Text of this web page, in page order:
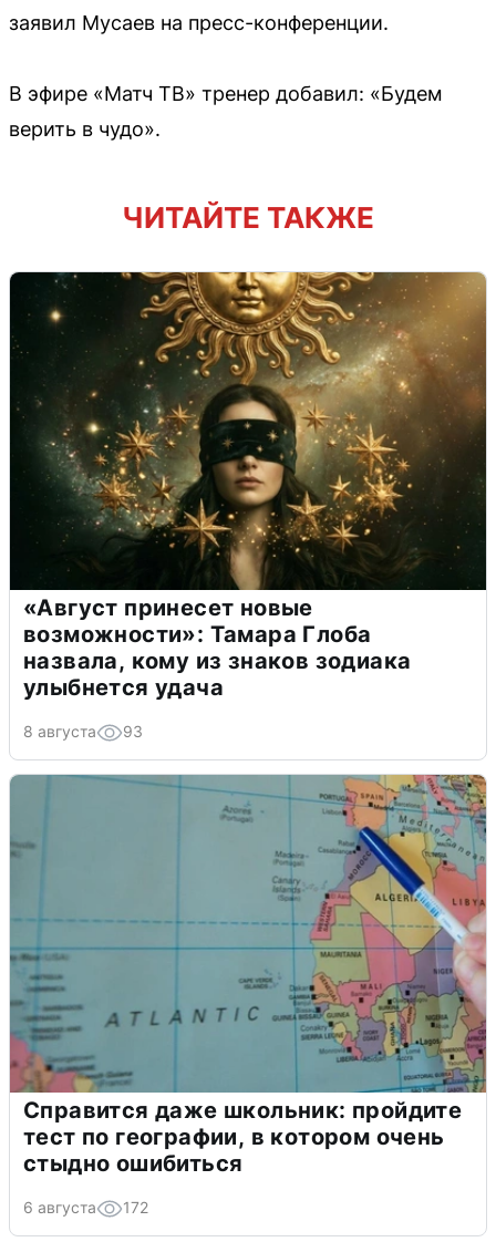
заявил Мусаев на пресс-конференции.
В эфире «Матч ТВ» тренер добавил: «Будем
верить в чудо».
ЧИТАЙТЕ ТАКЖЕ
«Август принесет новые
возможности»: Тамара Глоба
назвала, кому из знаков зодиака
улыбнется удача
8 августа 93
Справится даже школьник: пройдите
тест по географии, в котором очень
стыдно ошибиться
6 августа 172